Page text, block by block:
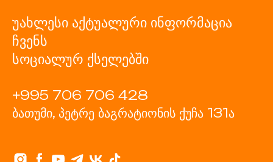
უახლესი აქტუალური ინფორმაცია
ჩვენს
სოციალურ ქსელებში
+995 706 706 428
ბათუმი, პეტრე ბაგრატიონის ქუჩა 131ა